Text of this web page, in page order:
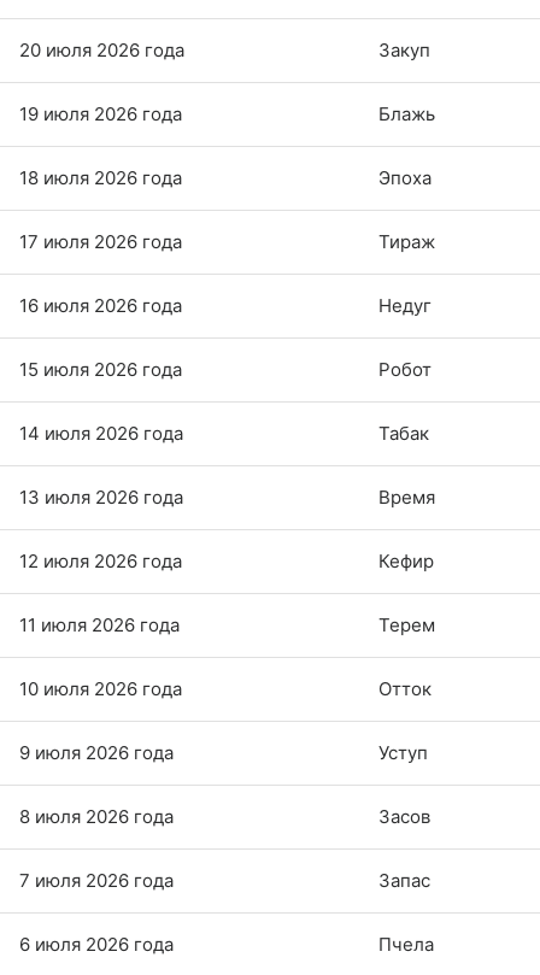
20 июля 2026 года Закуп
19 июля 2026 года Блажь
18 июля 2026 года Эпоха
17 июля 2026 года Тираж
16 июля 2026 года Недуг
15 июля 2026 года Робот
14 июля 2026 года Табак
13 июля 2026 года Время
12 июля 2026 года Кефир
11 июля 2026 года Терем
10 июля 2026 года Отток
9 июля 2026 года Уступ
8 июля 2026 года Засов
7 июля 2026 года Запас
6 июля 2026 года Пчела